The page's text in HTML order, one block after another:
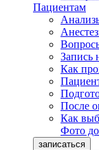
Пациентам
Запись
Как
После
Как
Фото
записаться